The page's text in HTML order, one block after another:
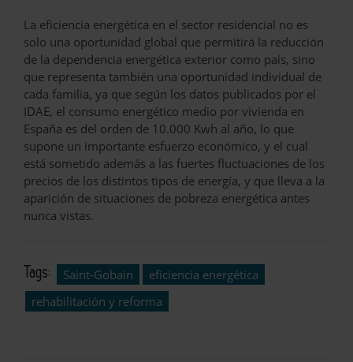
La eficiencia energética en el sector residencial no es
solo una oportunidad global que permitirá la reducción
de la dependencia energética exterior como país, sino
que representa también una oportunidad individual de
cada familia, ya que según los datos publicados por el
IDAE, el consumo energético medio por vivienda en
España es del orden de 10.000 Kwh al año, lo que
supone un importante esfuerzo económico, y el cual
está sometido además a las fuertes fluctuaciones de los
precios de los distintos tipos de energía, y que lleva a la
aparición de situaciones de pobreza energética antes
nunca vistas.
Tags: Saint-Gobain
eficiencia energética
rehabilitación y reforma